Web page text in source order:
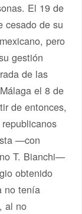
El 19 de
cesado de su
pero
gestión
de las
el 8 de
de entonces,
—con
T. Bianchi—
obtenido
no tenía
al no